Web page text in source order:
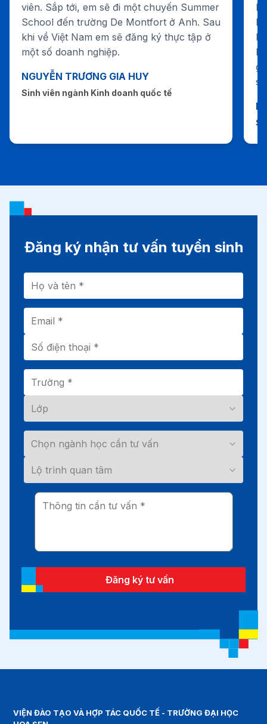
viên. Sắp tới, em sẽ đi một chuyến Summer
School đến trường De Montfort ở Anh. Sau
khi về Việt Nam em sẽ đăng ký thực tập ở
một số doanh nghiệp.
NGUYỄN TRƯƠNG GIA HUY
Sinh viên ngành Kinh doanh quốc tế
Đăng ký nhận tư vấn tuyển sinh
Đăng ký tư vấn
VIỆN ĐÀO TẠO VÀ HỢP TÁC QUỐC TẾ - TRƯỜNG ĐẠI HỌC